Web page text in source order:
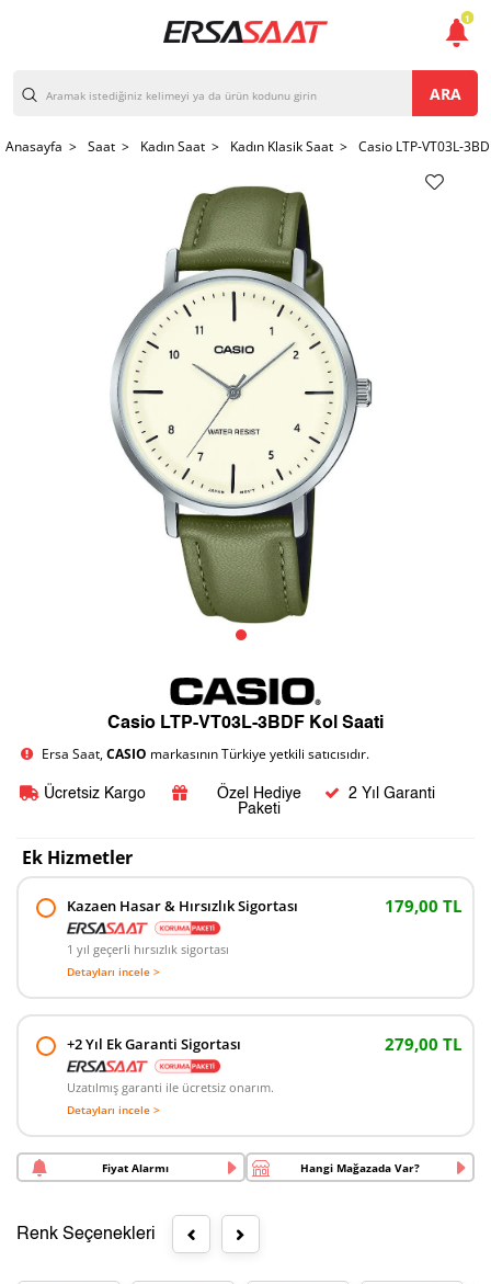
ARA
Anasayfa > Saat > Kadın Saat > Kadın Klasik Saat > Casio LTP-VT03L-
Casio LTP-VT03L-3BDF Kol Saati
Ersa Saat,CASIO markasının Türkiye yetkili satıcısıdır.
Ücretsiz Kargo
Özel Hediye
Paketi
2 Yıl Garanti
Ek Hizmetler
Kazaen Hasar & Hırsızlık Sigortası 179,00 TL
1 yıl geçerli hırsızlık sigortası
Detayları incele >
+2 Yıl Ek Garanti Sigortası 279,00 TL
Uzatılmış garanti ile ücretsiz onarım.
Detayları incele >
Fiyat Alarmı Hangi Mağazada Var?
Renk Seçenekleri
1